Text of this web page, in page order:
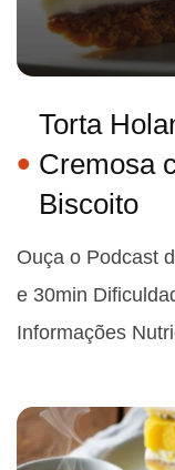
Torta
Cremosa
Biscoito
Ouça o Podcast
e 30min
Informações